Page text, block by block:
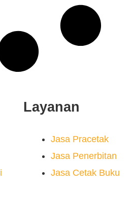
Layanan
Jasa Pracetak
Jasa Penerbitan
Jasa Cetak Buku